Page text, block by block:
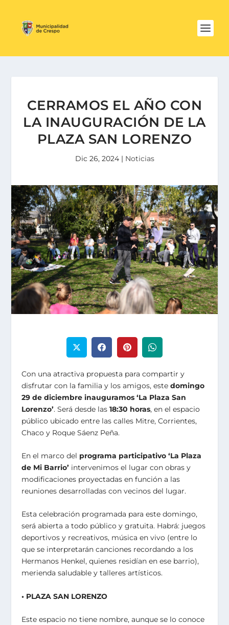
CERRAMOS EL AÑO CON
LA INAUGURACIÓN DE LA
PLAZA SAN LORENZO
Dic 26, 2024| Noticias
Con una atractiva propuesta para compartir y
disfrutar con la familia y los amigos, estedomingo
29 de diciembre inauguramos ‘La Plaza San
Lorenzo’. Será desde las18:30 horas, en el espacio
público ubicado entre las calles Mitre, Corrientes,
Chaco y Roque Sáenz Peña.
En el marco del programa participativo ‘La Plaza
de Mi Barrio’ intervenimos el lugar con obras y
modificaciones proyectadas en función a las
reuniones desarrolladas con vecinos del lugar.
Esta celebración programada para este domingo,
será abierta a todo público y gratuita. Habrá: juegos
deportivos y recreativos, música en vivo (entre lo
que se interpretarán canciones recordando a los
Hermanos Henkel, quienes residían en ese barrio),
merienda saludable y talleres artísticos.
• PLAZA SAN LORENZO
Este espacio no tiene nombre, aunque se lo conoce